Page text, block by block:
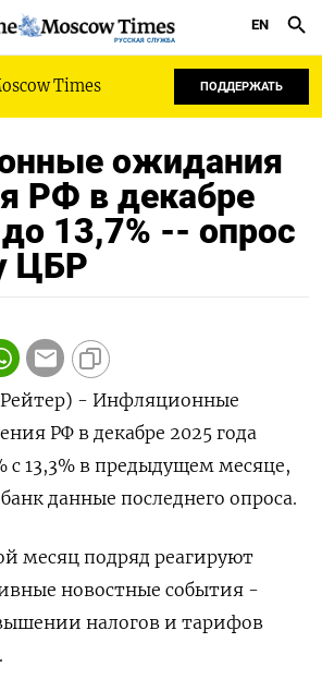
РУССКАЯ СЛУЖБА
EN
Times ПОДДЕРЖАТЬ
ожидания
РФ в декабре
13,7% -- опрос
ЦБР
- Инфляционные
РФ в декабре 2025 года
с 13,3% в предыдущем месяце,
данные последнего опроса.
месяц подряд реагируют
новостные события -
налогов и тарифов